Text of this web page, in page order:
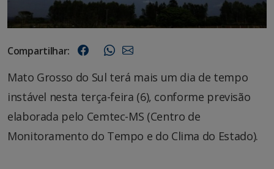
Compartilhar:
Mato Grosso do Sul terá mais um dia de tempo
instável nesta terça-feira (6), conforme previsão
elaborada pelo Cemtec-MS (Centro de
Monitoramento do Tempo e do Clima do Estado).